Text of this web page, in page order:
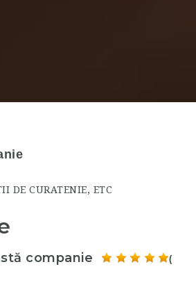
DE CURATENIE, ETC
companie (